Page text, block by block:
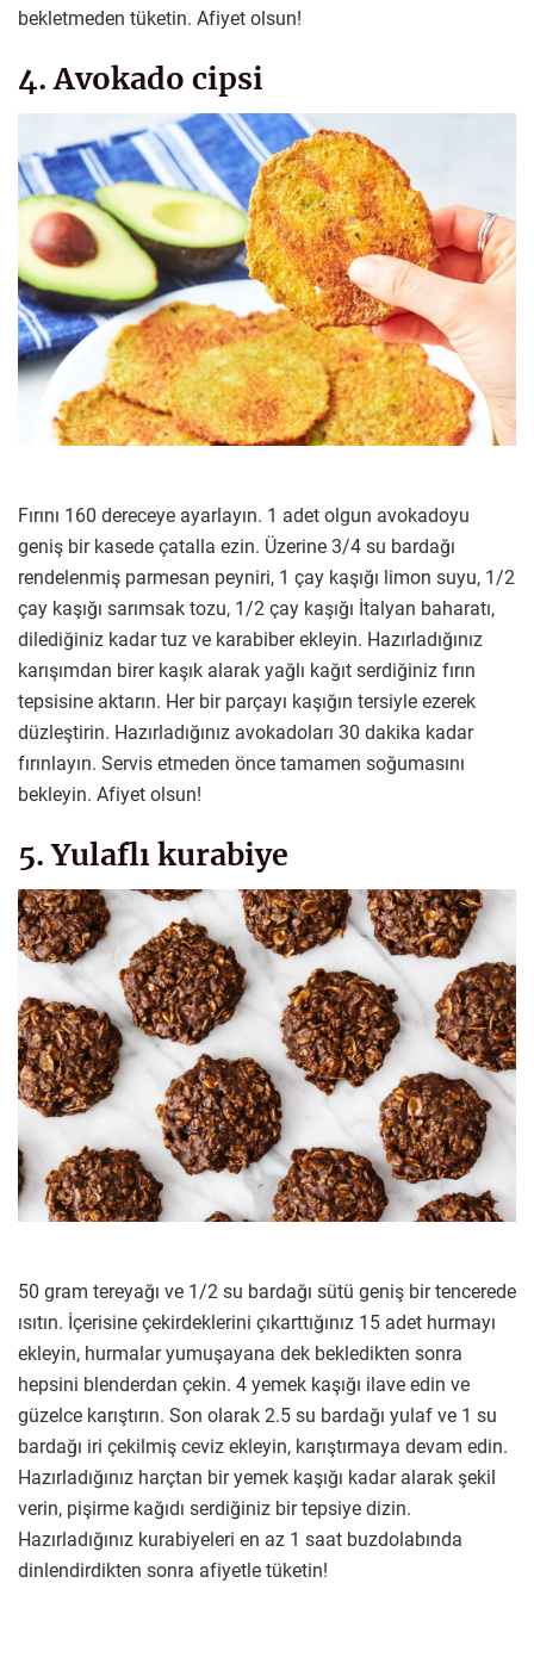
bekletmeden tüketin. Afiyet olsun!
4. Avokado cipsi
Fırını 160 dereceye ayarlayın. 1 adet olgun avokadoyu
geniş bir kasede çatalla ezin. Üzerine 3/4 su bardağı
rendelenmiş parmesan peyniri, 1 çay kaşığı limon suyu, 1/2
çay kaşığı sarımsak tozu, 1/2 çay kaşığı İtalyan baharatı,
dilediğiniz kadar tuz ve karabiber ekleyin. Hazırladığınız
karışımdan birer kaşık alarak yağlı kağıt serdiğiniz fırın
tepsisine aktarın. Her bir parçayı kaşığın tersiyle ezerek
düzleştirin. Hazırladığınız avokadoları 30 dakika kadar
fırınlayın. Servis etmeden önce tamamen soğumasını
bekleyin. Afiyet olsun!
5. Yulaflı kurabiye
50 gram tereyağı ve 1/2 su bardağı sütü geniş bir tencerede
ısıtın. İçerisine çekirdeklerini çıkarttığınız 15 adet hurmayı
ekleyin, hurmalar yumuşayana dek bekledikten sonra
hepsini blenderdan çekin. 4 yemek kaşığı ilave edin ve
güzelce karıştırın. Son olarak 2.5 su bardağı yulaf ve 1 su
bardağı iri çekilmiş ceviz ekleyin, karıştırmaya devam edin.
Hazırladığınız harçtan bir yemek kaşığı kadar alarak şekil
verin, pişirme kağıdı serdiğiniz bir tepsiye dizin.
Hazırladığınız kurabiyeleri en az 1 saat buzdolabında
dinlendirdikten sonra afiyetle tüketin!